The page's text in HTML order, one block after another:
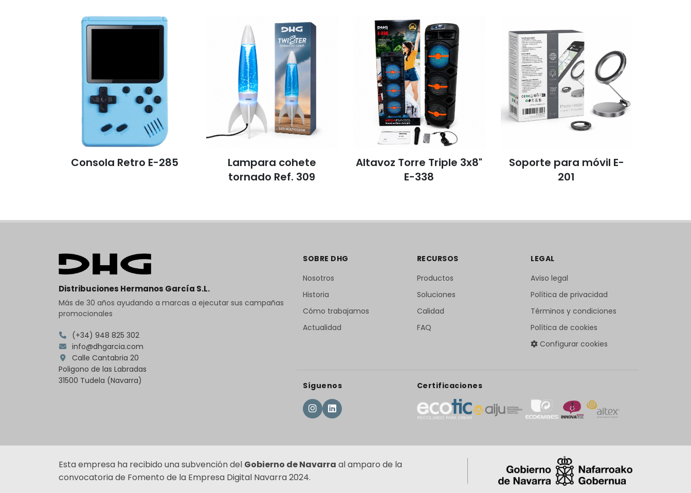
Consola Retro E-285
Lampara cohete
tornado Ref. 309
Altavoz Torre Triple 3x8"
E-338
Soporte para móvil E-
201
Distribuciones Hermanos García S.L.
Más de 30 años ayudando a marcas a ejecutar sus campañas
promocionales
(+34) 948 825 302
info@dhgarcia.com
Calle Cantabria 20
Poligono de las Labradas
31500 Tudela (Navarra)
SOBRE DHG
Nosotros
Historia
Cómo trabajamos
Actualidad
RECURSOS
Productos
Soluciones
Calidad
FAQ
LEGAL
Aviso legal
Política de privacidad
Términos y condiciones
Política de cookies
Configurar cookies
Síguenos Certificaciones
Esta empresa ha recibido una subvención del Gobierno de Navarra al amparo de la
convocatoria de Fomento de la Empresa Digital Navarra 2024.